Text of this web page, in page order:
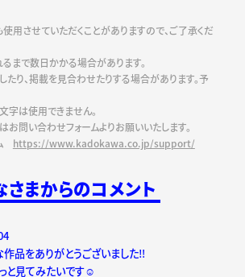
用させていただくことがありますので、ご了承くだ
まで数日かかる場合があります。
り、掲載を見合わせたりする場合があります。予
は使用できません。
問い合わせフォームよりお願いいたします。
https://www.kadokawa.co.jp/support/
さまからのコメント
品をありがとうございました‼︎
と見てみたいです☺︎